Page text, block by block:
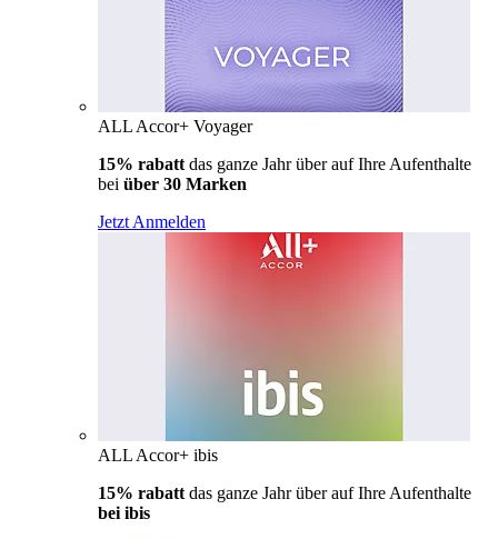
ALL Accor+ Voyager
15% rabatt das ganze Jahr über auf Ihre Aufenthalte
bei über 30 Marken
Jetzt Anmelden
ALL Accor+ ibis
15% rabatt das ganze Jahr über auf Ihre Aufenthalte
bei ibis